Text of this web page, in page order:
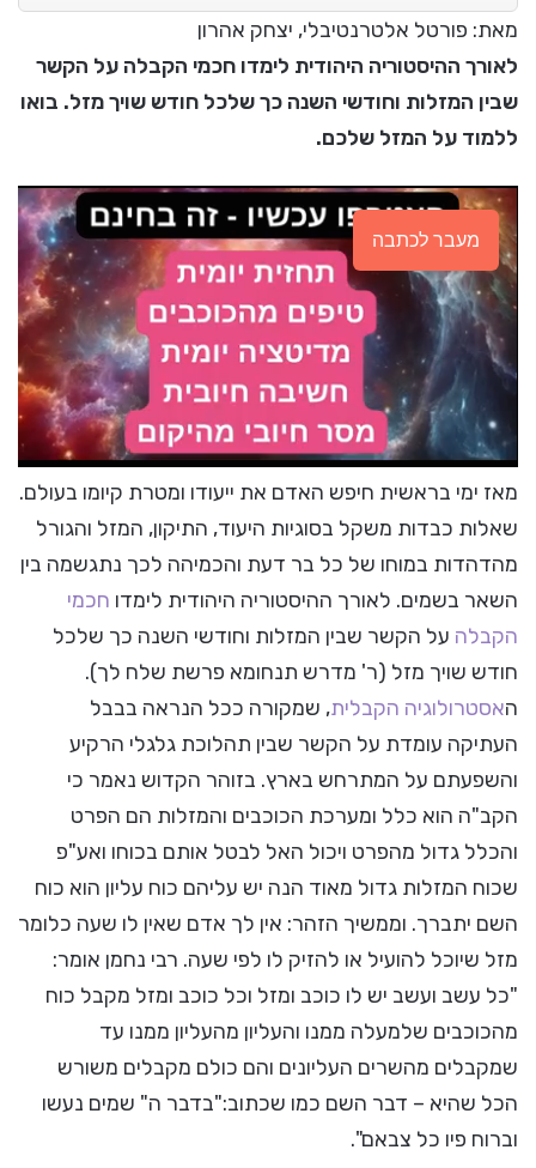
מאת: פורטל אלטרנטיבלי, יצחק אהרון
לאורך ההיסטוריה היהודית לימדו חכמי הקבלה על הקשר
שבין המזלות וחודשי השנה כך שלכל חודש שויך מזל. בואו
ללמוד על המזל שלכם.
מעבר לכתבה
מאז ימי בראשית חיפש האדם את ייעודו ומטרת קיומו בעולם.
שאלות כבדות משקל בסוגיות היעוד, התיקון, המזל והגורל
מהדהדות במוחו של כל בר דעת והכמיהה לכך נתגשמה בין
השאר בשמים. לאורך ההיסטוריה היהודית לימדו חכמי
הקבלה על הקשר שבין המזלות וחודשי השנה כך שלכל
חודש שויך מזל (ר' מדרש תנחומא פרשת שלח לך).
האסטרולוגיה הקבלית, שמקורה ככל הנראה בבבל
העתיקה עומדת על הקשר שבין תהלוכת גלגלי הרקיע
והשפעתם על המתרחש בארץ. בזוהר הקדוש נאמר כי
הקב"ה הוא כלל ומערכת הכוכבים והמזלות הם הפרט
והכלל גדול מהפרט ויכול האל לבטל אותם בכוחו ואע"פ
שכוח המזלות גדול מאוד הנה יש עליהם כוח עליון הוא כוח
השם יתברך. וממשיך הזהר: אין לך אדם שאין לו שעה כלומר
מזל שיוכל להועיל או להזיק לו לפי שעה. רבי נחמן אומר:
"כל עשב ועשב יש לו כוכב ומזל וכל כוכב ומזל מקבל כוח
מהכוכבים שלמעלה ממנו והעליון מהעליון ממנו עד
שמקבלים מהשרים העליונים והם כולם מקבלים משורש
הכל שהיא – דבר השם כמו שכתוב:"בדבר ה" שמים נעשו
וברוח פיו כל צבאם".